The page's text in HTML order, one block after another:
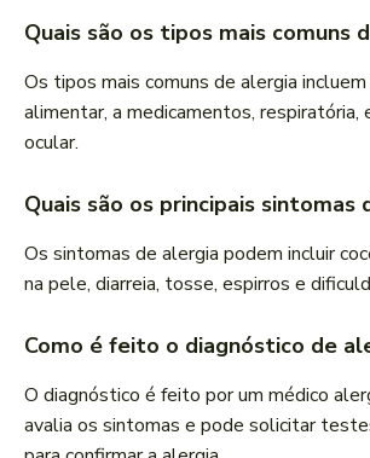
Quais são os tipos mais comuns
Os tipos mais comuns de alergia
alimentar, a medicamentos, respiratória,
ocular.
Quais são os principais sintomas
Os sintomas de alergia podem incluir
na pele, diarreia, tosse, espirros e
Como é feito o diagnóstico de
O diagnóstico é feito por um médico
avalia os sintomas e pode solicitar